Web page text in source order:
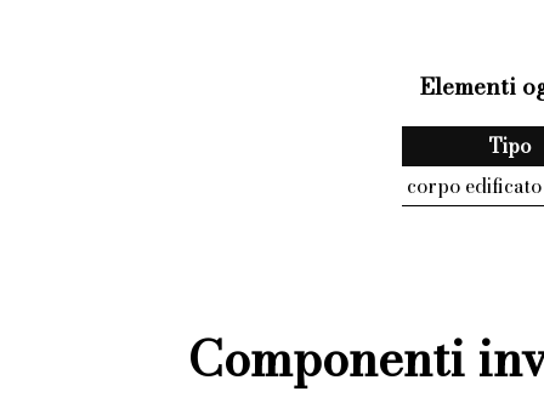
Elementi
Tipo
corpo edificato
Componenti